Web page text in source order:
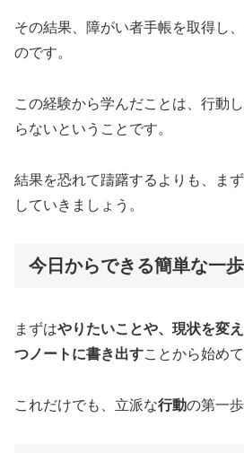
その結果、障がい者手帳を取得し
のです。
この経験から学んだことは、行動
らないということです。
結果を恐れて躊躇するよりも、ま
していきましょう。
今日からできる簡単な一歩
まずはやりたいことや、現状を変
つノートに書き出すことから始め
これだけでも、立派な行動の第一歩